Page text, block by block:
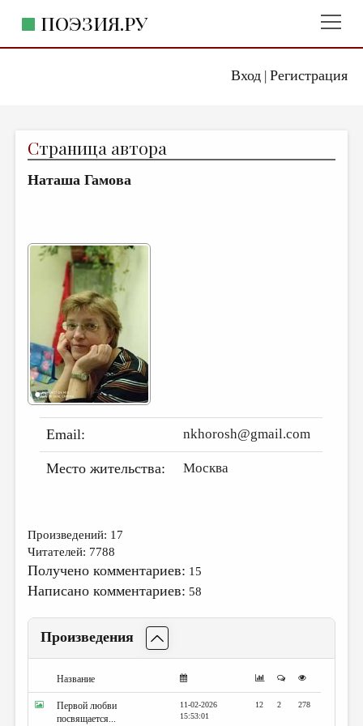
Вход| Регистрация
ПОЭЗИЯ.РУ
ЖАНРЫ
АВТОРЫ
ЛИТСАЛОН
НОВОСТИ
ПРАВИЛА САЙТА
ОТДЕЛЫ И РУБРИКИ
ИЗБРАННОЕ
ДАЙДЖЕСТ
ПРОИЗВЕДЕНИЯ
ПЕРЕВОДЫ
КОНКУРСЫ
КНИЖНАЯ ПОЛКА
ОБЗОР ЛИТЕРАТУРЫ
СТРАНИЦЫ ПАМЯТИ
ОБЪЯВЛЕНИЯ
РЕДКОЛЛЕГИЯ
ОТ РЕДАКЦИИ
Страница автора
Наташа Гамова
Email: nkhorosh@gmail.com
Место жительства: Москва
Произведений: 17
Читателей: 7788
Получено комментариев: 15
Написано комментариев: 58
Произведения
Название
Первой любви
посвящается...
11-02-2026
15:53:01
12 2 278